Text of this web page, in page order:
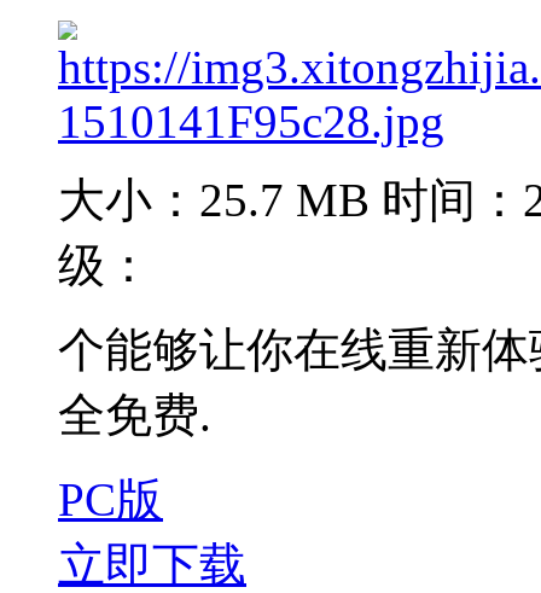
大小：25.7 MB 时间：
级：
个能够让你在线重新
全免费.
PC版
立即下载